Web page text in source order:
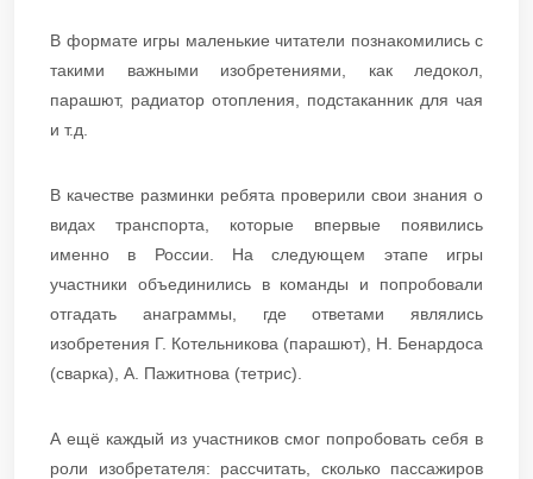
В формате игры маленькие читатели познакомились с
такими важными изобретениями, как ледокол,
парашют, радиатор отопления, подстаканник для чая
и т.д.
В качестве разминки ребята проверили свои знания о
видах транспорта, которые впервые появились
именно в России. На следующем этапе игры
участники объединились в команды и попробовали
отгадать анаграммы, где ответами являлись
изобретения Г. Котельникова (парашют), Н. Бенардоса
(сварка), А. Пажитнова (тетрис).
А ещё каждый из участников смог попробовать себя в
роли изобретателя: рассчитать, сколько пассажиров